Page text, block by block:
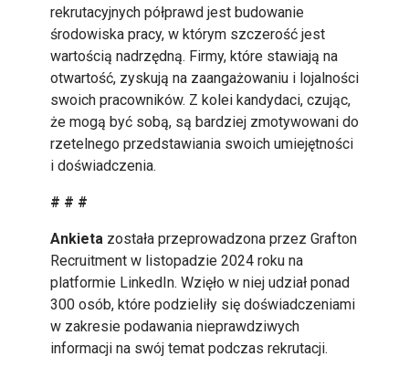
rekrutacyjnych półprawd jest budowanie
środowiska pracy, w którym szczerość jest
wartością nadrzędną. Firmy, które stawiają na
otwartość, zyskują na zaangażowaniu i lojalności
swoich pracowników. Z kolei kandydaci, czując,
że mogą być sobą, są bardziej zmotywowani do
rzetelnego przedstawiania swoich umiejętności
i doświadczenia.
# # #
Ankietazostała przeprowadzona przez Grafton
Recruitment w listopadzie 2024 roku na
platformie LinkedIn. Wzięło w niej udział ponad
300 osób, które podzieliły się doświadczeniami
w zakresie podawania nieprawdziwych
informacji na swój temat podczas rekrutacji.